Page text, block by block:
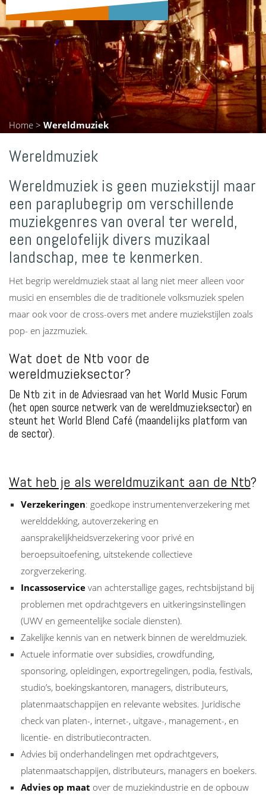
Home > Wereldmuziek
Wereldmuziek
Wereldmuziek is geen muziekstijl maar
een paraplubegrip om verschillende
muziekgenres van overal ter wereld,
een ongelofelijk divers muzikaal
landschap, mee te kenmerken.
Het begrip wereldmuziek staat al lang niet meer alleen voor
musici en ensembles die de traditionele volksmuziek spelen
maar ook voor de cross-overs met andere muziekstijlen zoals
pop- en jazzmuziek.
Wat doet de Ntb voor de
wereldmuzieksector?
De Ntb zit in de Adviesraad van het World Music Forum
(het open source netwerk van de wereldmuzieksector) en
steunt het World Blend Café (maandelijks platform van
de sector).
Wat heb je als wereldmuzikant aan de Ntb?
Verzekeringen: goedkope instrumentenverzekering met
werelddekking, autoverzekering en
aansprakelijkheidsverzekering voor privé en
beroepsuitoefening, uitstekende collectieve
zorgverzekering.
Incassoservice van achterstallige gages, rechtsbijstand bij
problemen met opdrachtgevers en uitkeringsinstellingen
(UWV en gemeentelijke sociale diensten).
Zakelijke kennis van en netwerk binnen de wereldmuziek.
Actuele informatie over subsidies, crowdfunding,
sponsoring, opleidingen, exportregelingen, podia, festivals,
studio’s, boekingskantoren, managers, distributeurs,
platenmaatschappijen en relevante websites. Juridische
check van platen-, internet-, uitgave-, management-, en
licentie- en distributiecontracten.
Advies bij onderhandelingen met opdrachtgevers,
platenmaatschappijen, distributeurs, managers en boekers.
Advies op maat over de muziekindustrie en de opbouw